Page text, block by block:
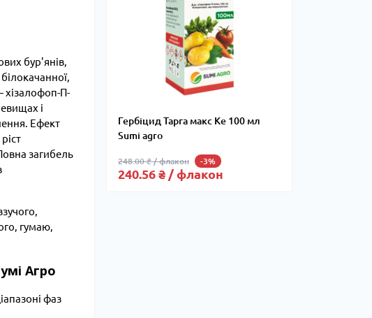
Гербіцид Тарга макс Ке 100 мл
Sumi agro
248.00 ₴ / флакон -3%
240.56 ₴ / флакон
бур'янів,
хізалофоп-П-
і
Ефект
загибель
гумаю,
Агро
фаз